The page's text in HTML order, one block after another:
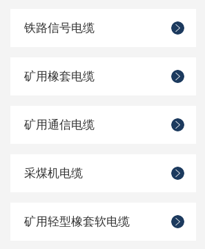
铁路信号电缆
矿用橡套电缆
矿用通信电缆
采煤机电缆
矿用轻型橡套软电缆